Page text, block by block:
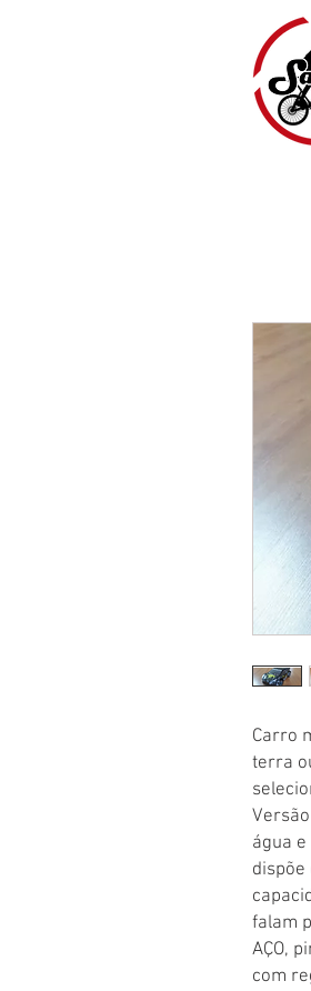
Carro
terra
água
dispõe
falam
AÇO,
com